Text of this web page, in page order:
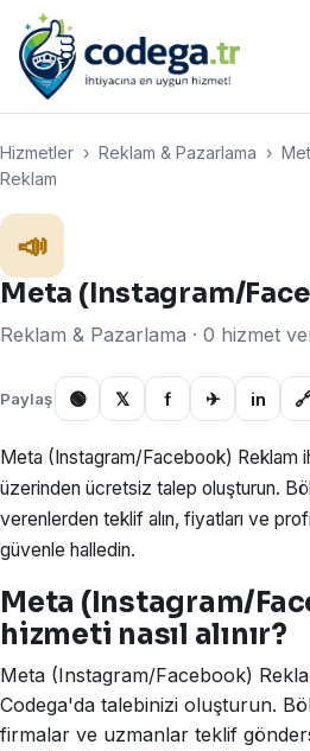
Hizmetler › Reklam & Pazarlama ›
Reklam
📣
Meta (Instagram/
Reklam & Pazarlama · 0 hizmet
Paylaş 🟢 𝕏 f ✈ in
Meta (Instagram/Facebook) Reklam
üzerinden ücretsiz talep oluşturun.
verenlerden teklif alın, fiyatları ve
güvenle halledin.
Meta (Instagram/
hizmeti nasıl alınır?
Meta (Instagram/Facebook)
Codega'da talebinizi oluşturun.
firmalar ve uzmanlar teklif